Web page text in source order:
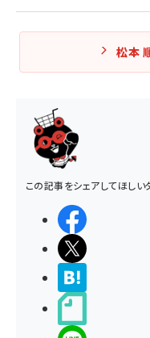
松本
この記事をシェアしてほしい